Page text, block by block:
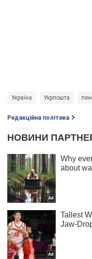
Україна Укрпошта
Редакційна політика